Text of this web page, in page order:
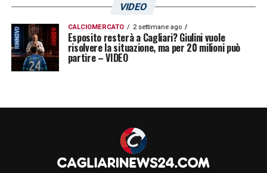
VIDEO
CALCIOMERCATO 2 settimane ago
Esposito resterà a Cagliari? Giulini vuole
risolvere la situazione, ma per 20 milioni può
partire – VIDEO